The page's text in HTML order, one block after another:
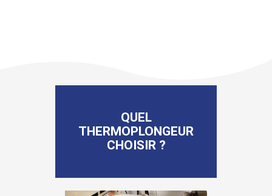
QUEL
THERMOPLONGEUR
CHOISIR ?